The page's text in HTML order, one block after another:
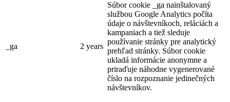
_ga 2 years
Súbor cookie _ga nainštalovaný
službou Google Analytics počíta
údaje o návštevníkoch, reláciách a
kampaniach a tiež sleduje
používanie stránky pre analytický
prehľad stránky. Súbor cookie
ukladá informácie anonymne a
priraďuje náhodne vygenerované
číslo na rozpoznanie jedinečných
návštevníkov.